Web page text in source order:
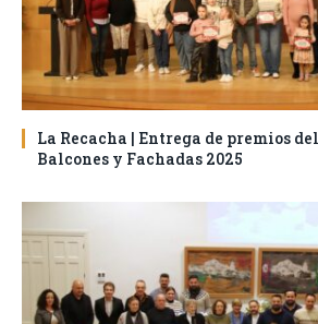
La Recacha | Entrega de premios
Balcones y Fachadas 2025